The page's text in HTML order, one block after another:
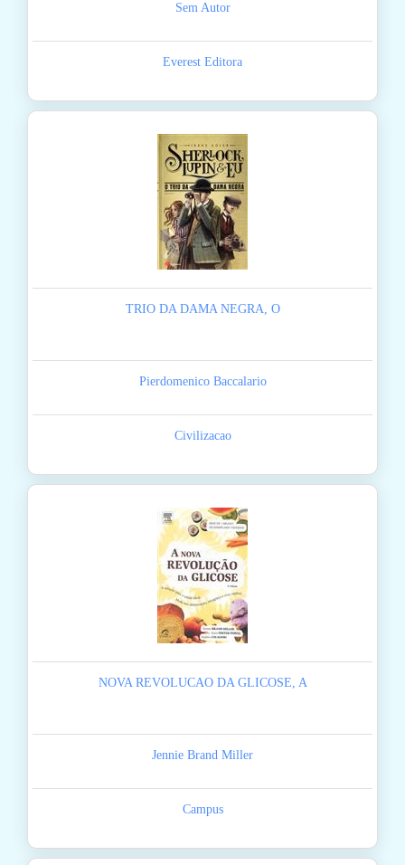
Sem Autor
Everest Editora
TRIO DA DAMA NEGRA, O
Pierdomenico Baccalario
Civilizacao
NOVA REVOLUCAO DA GLICOSE, A
Jennie Brand Miller
Campus